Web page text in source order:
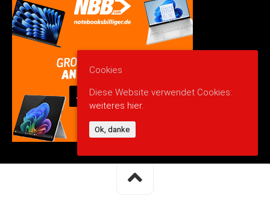
Cookies
Diese Website verwendet Cookies:
weiteres hier.
Ok, danke